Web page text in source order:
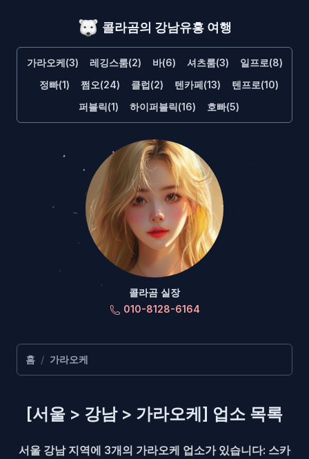
콜라곰의 강남유흥 여행
가라오케(3) 레깅스룸(2) 바(6) 셔츠룸(3)
일프로(8)
정빠(1)
쩜오(24) 클럽(2) 텐카페(13)
텐프로(10)
퍼블릭(1)
하이퍼블릭(16) 호빠(5)
콜라곰 실장
010-8128-6164
홈 / 가라오케
[서울 > 강남 > 가라오케] 업소 목록
서울 강남 지역에 3개의 가라오케 업소가 있습니다: 스카